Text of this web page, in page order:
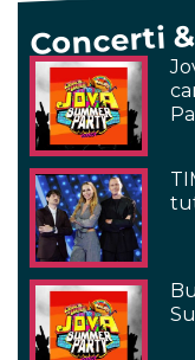
Concerti